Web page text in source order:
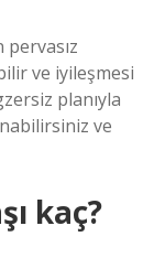
ve iyileşmesi
planıyla
ve
kaç?